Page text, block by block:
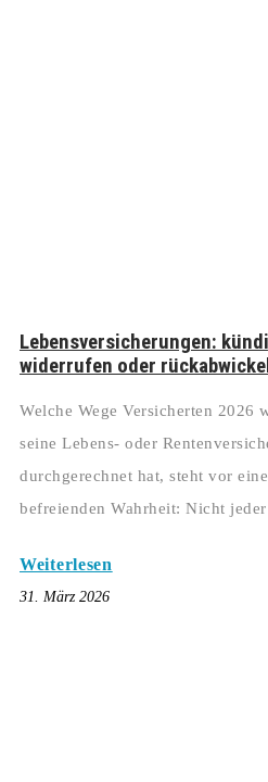
Lebensversicherungen:
widerrufen oder
Welche Wege Versicherten 2026
seine Lebens- oder
durchgerechnet hat, steht vor
befreienden Wahrheit: Nicht jeder
Weiterlesen
31. März 2026